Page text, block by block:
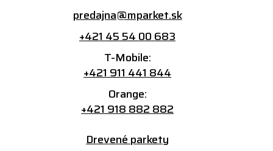
predajna@mparket.sk
+421 45 54 00 683
T-Mobile:
+421 911 441 844
Orange:
+421 918 882 882
Drevené parkety